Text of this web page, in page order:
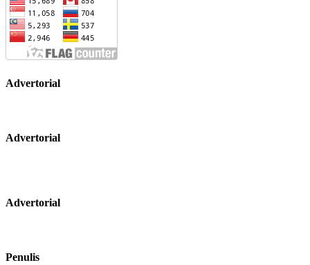
Advertorial
Advertorial
Advertorial
Penulis